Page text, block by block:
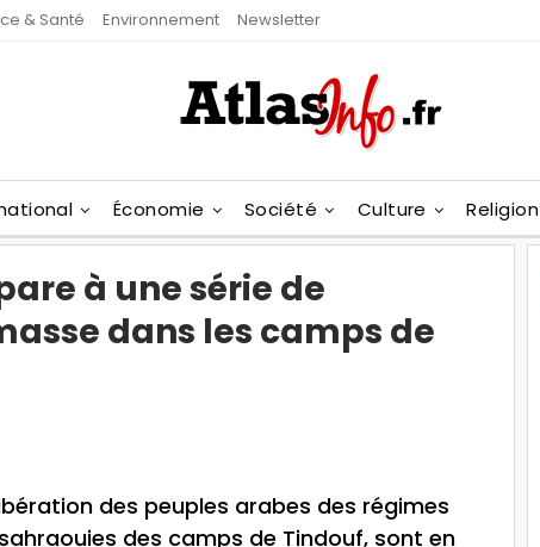
& Santé Environnement Newsletter
Économie Société Culture Religion
à une série de
dans les camps de
des peuples arabes des régimes
des camps de Tindouf, sont en